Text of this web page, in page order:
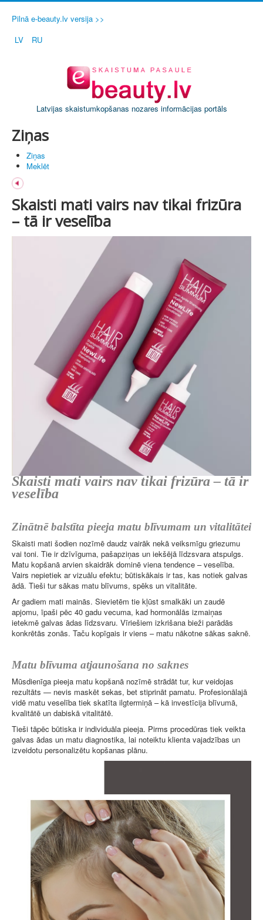
Pilnā e-beauty.lv versija >>
LV
RU
Latvijas skaistumkopšanas nozares informācijas portāls
Ziņas
Ziņas
Meklēt
Skaisti mati vairs nav tikai frizūra
– tā ir veselība
Skaisti mati vairs nav tikai frizūra – tā ir
veselība
Zinātnē balstīta pieeja matu blīvumam un vitalitātei
Skaisti mati šodien nozīmē daudz vairāk nekā veiksmīgu griezumu
vai toni. Tie ir dzīvīguma, pašapziņas un iekšējā līdzsvara atspulgs.
Matu kopšanā arvien skaidrāk dominē viena tendence – veselība.
Vairs nepietiek ar vizuālu efektu; būtiskākais ir tas, kas notiek galvas
ādā. Tieši tur sākas matu blīvums, spēks un vitalitāte.
Ar gadiem mati mainās. Sievietēm tie kļūst smalkāki un zaudē
apjomu, īpaši pēc 40 gadu vecuma, kad hormonālās izmaiņas
ietekmē galvas ādas līdzsvaru. Vīriešiem izkrišana bieži parādās
konkrētās zonās. Taču kopīgais ir viens – matu nākotne sākas saknē.
Matu blīvuma atjaunošana no saknes
Mūsdienīga pieeja matu kopšanā nozīmē strādāt tur, kur veidojas
rezultāts — nevis maskēt sekas, bet stiprināt pamatu. Profesionālajā
vidē matu veselība tiek skatīta ilgtermiņā – kā investīcija blīvumā,
kvalitātē un dabiskā vitalitātē.
Tieši tāpēc būtiska ir individuāla pieeja. Pirms procedūras tiek veikta
galvas ādas un matu diagnostika, lai noteiktu klienta vajadzības un
izveidotu personalizētu kopšanas plānu.